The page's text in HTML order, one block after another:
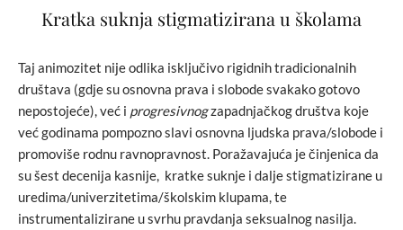
Kratka suknja stigmatizirana u školama
Taj animozitet nije odlika isključivo rigidnih tradicionalnih
društava (gdje su osnovna prava i slobode svakako gotovo
nepostojeće), već i progresivnogzapadnjačkog društva koje
već godinama pompozno slavi osnovna ljudska prava/slobode i
promoviše rodnu ravnopravnost. Poražavajuća je činjenica da
su šest decenija kasnije, kratke suknje i dalje stigmatizirane u
uredima/univerzitetima/školskim klupama, te
instrumentalizirane u svrhu pravdanja seksualnog nasilja.